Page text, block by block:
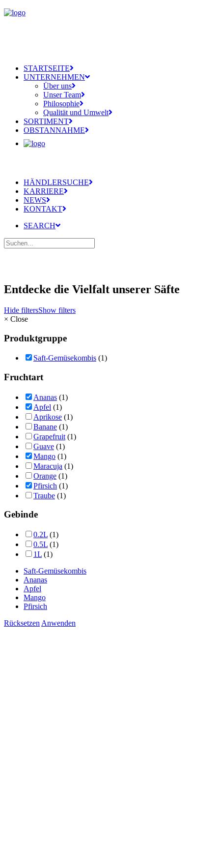
STARTSEITE
UNTERNEHMEN
Über uns
Unser Team
Philosophie
Qualität und Umwelt
SORTIMENT
OBSTANNAHME
HÄNDLERSUCHE
KARRIERE
NEWS
KONTAKT
SEARCH
Entdecke die Vielfalt unserer Säfte
Hide filtersShow filters
× Close
Produktgruppe
Saft-Gemüsekombis (1)
Fruchtart
Ananas (1)
Apfel (1)
Aprikose (1)
Banane (1)
Grapefruit (1)
Guave (1)
Mango (1)
Maracuja (1)
Orange (1)
Pfirsich (1)
Traube (1)
Gebinde
0.2L (1)
0.5L (1)
1L (1)
Saft-Gemüsekombis
Ananas
Apfel
Mango
Pfirsich
Rücksetzen Anwenden